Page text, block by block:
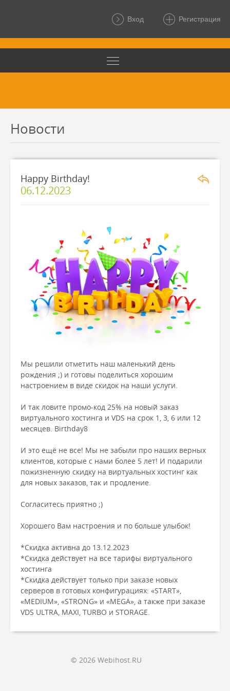
Вход Регистрация
Новости
Happy Birthday!
06.12.2023
Мы решили отметить наш маленький день
рождения ;) и готовы поделиться хорошим
настроением в виде скидок на наши услуги.
И так ловите промо-код 25% на новый заказ
виртуального хостинга и VDS на срок 1, 3, 6 или 12
месяцев. Birthday8
И это ещё не все! Мы не забыли про наших верных
клиентов, которые с нами более 5 лет! И подарили
пожизненную скидку на виртуальных хостинг как
для новых заказов, так и продление.
Согласитесь приятно ;)
Хорошего Вам настроения и по больше улыбок!
*Скидка активна до 13.12.2023
*Скидка действует на все тарифы виртуального
хостинга
*Скидка действует только при заказе новых
серверов в готовых конфигурациях: «START»,
«MEDIUM», «STRONG» и «MEGA», а также при заказе
VDS ULTRA, MAXI, TURBO и STORAGE.
© 2026 Webihost.RU